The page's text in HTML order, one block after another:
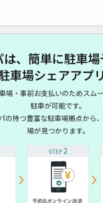
は、簡単に駐車
車場シェアアプ
場・事前お支払いのためスム
駐車が可能です。
の持つ豊富な駐車場拠点から
場が見つかります。